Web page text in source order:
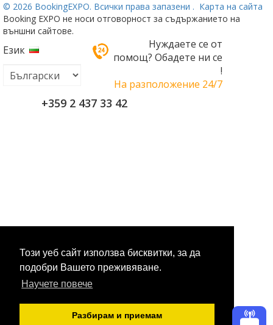
Този уеб сайт използва бисквитки, за да
подобри Вашето преживяване.
Научете повече
Разбирам и приемам
© 2026 BookingEXPO. Всички права запазени . Карта на сайта
Booking EXPO не носи отговорност за съдържанието на
външни сайтове.
Език
Нуждаете се от
помощ? Обадете ни се
!
На разположение 24/7
+359 2 437 33 42